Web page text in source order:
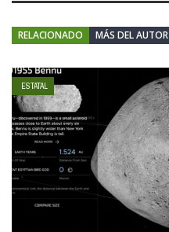
RELACIONADO MÁS DEL AUTOR
ESTATAL